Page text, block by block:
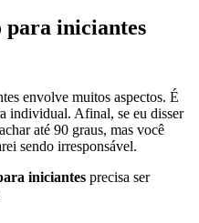
para iniciantes
envolve muitos aspectos. É
individual. Afinal, se eu disser
até 90 graus, mas você
sendo irresponsável.
iniciantes precisa ser